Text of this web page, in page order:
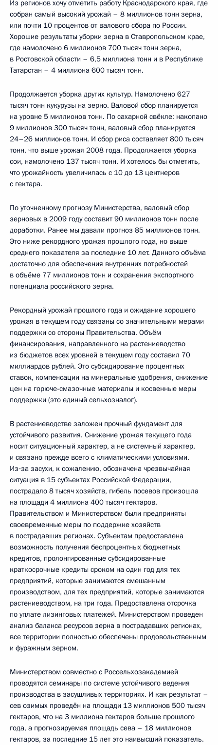
Из регионов хочу отметить работу Краснодарского края, где
собран самый высокий урожай – 8 миллионов тонн зерна,
или почти 10 процентов от валового сбора по России.
Хорошие результаты уборки зерна в Ставропольском крае,
где намолочено 6 миллионов 700 тысяч тонн зерна,
в Ростовской области – 6,5 миллиона тонн и в Республике
Татарстан – 4 миллиона 600 тысяч тонн.
Продолжается уборка других культур. Намолочено 627
тысяч тонн кукурузы на зерно. Валовой сбор планируется
на уровне 5 миллионов тонн. По сахарной свёкле: накопано
9 миллионов 300 тысяч тонн, валовый сбор планируется
24–26 миллионов тонн. И сбор риса составляет 800 тысяч
тонн, что выше урожая 2008 года. Продолжается уборка
сои, намолочено 137 тысяч тонн. И хотелось бы отметить,
что урожайность увеличилась с 10 до 13 центнеров
с гектара.
По уточненному прогнозу Министерства, валовый сбор
зерновых в 2009 году составит 90 миллионов тонн после
доработки. Ранее мы давали прогноз 85 миллионов тонн.
Это ниже рекордного урожая прошлого года, но выше
среднего показателя за последние 10 лет. Данного объёма
достаточно для обеспечения внутренних потребностей
в объёме 77 миллионов тонн и сохранения экспортного
потенциала российского зерна.
Рекордный урожай прошлого года и ожидание хорошего
урожая в текущем году связаны со значительными мерами
поддержки со стороны Правительства. Объём
финансирования, направленного на растениеводство
из бюджетов всех уровней в текущем году составил 70
миллиардов рублей. Это субсидирование процентных
ставок, компенсации на минеральные удобрения, снижение
цен на горюче-смазочные материалы и косвенные меры
поддержки (это единый сельхозналог).
В растениеводстве заложен прочный фундамент для
устойчивого развития. Снижение урожая текущего года
носит ситуационный характер, а не системный характер,
и связано прежде всего с климатическими условиями.
Из‑за засухи, к сожалению, обозначена чрезвычайная
ситуация в 15 субъектах Российской Федерации,
пострадало 8 тысяч хозяйств, гибель посевов произошла
на площади 4 миллиона 400 тысяч гектаров.
Правительством и Министерством были предприняты
своевременные меры по поддержке хозяйств
в пострадавших регионах. Субъектам предоставлена
возможность получения беспроцентных бюджетных
кредитов, пролонгированные субсидированные
краткосрочные кредиты сроком на один год для тех
предприятий, которые занимаются смешанным
производством, для тех предприятий, которые занимаются
растениеводством, на три года. Предоставлена отсрочка
по уплате лизинговых платежей. Министерством проведен
анализ баланса ресурсов зерна в пострадавших регионах,
все территории полностью обеспечены продовольственным
и фуражным зерном.
Министерством совместно с Россельхозакадемией
проводятся семинары по системе устойчивого ведения
производства в засушливых территориях. И как результат –
сев озимых проведён на площади 13 миллионов 500 тысяч
гектаров, что на 3 миллиона гектаров больше прошлого
года, а прогнозируемая площадь сева – 18 миллионов
гектаров, за последние 15 лет это наивысший показатель.